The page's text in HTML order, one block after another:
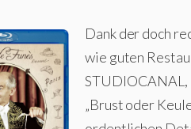
Dank der doch
wie guten
STUDIOCANAL,
„Brust oder